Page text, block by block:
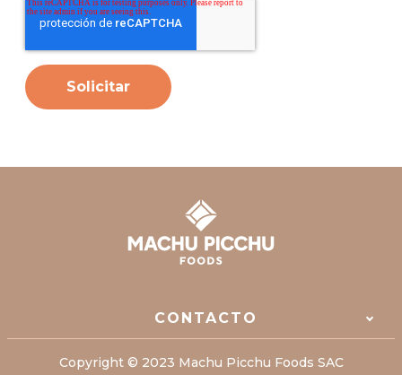
CONTACTO
Copyright © 2023 Machu Picchu Foods SAC